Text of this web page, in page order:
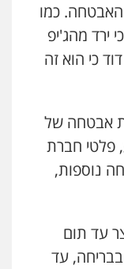
כמו
ירד מהג'יפ
כי הוא זה
אבטחה של
פלטי חברת
נוספות,
עד תום
עד
וחקירות
פלילי
דין